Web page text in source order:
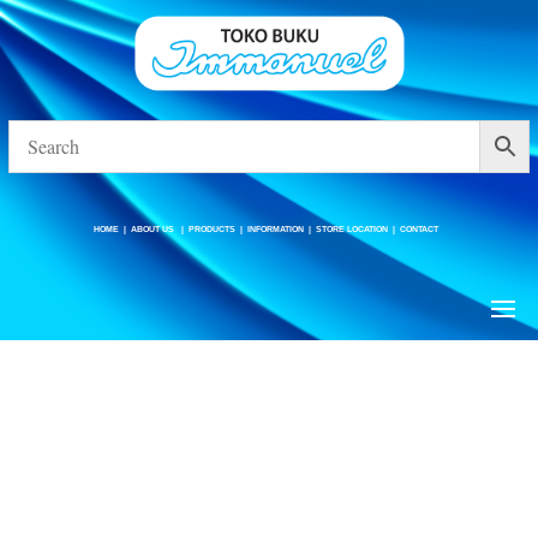
ABOUT US |STORE LOCATION
HOME |ABOUT US |PRODUCTS |INFORMATION |STORE LOCATION |CONTACT